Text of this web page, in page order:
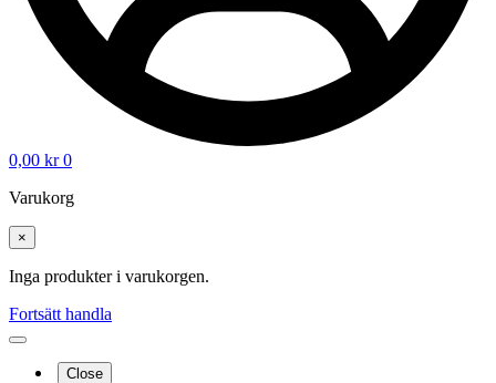
0,00 kr 0
Varukorg
×
Inga produkter i varukorgen.
Fortsätt handla
Close